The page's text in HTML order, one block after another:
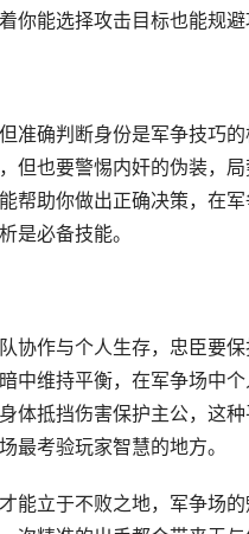
你能选择攻击目标也能规避
准确判断身份是军争技巧
但也要警惕内奸的伪装，
帮助你做出正确决策，在
是必备技能。
协作与个人生存，忠臣要
中维持平衡，在军争场中
体抵挡伤害保护主公，这
最考验玩家智慧的地方。
能立于不败之地，军争场